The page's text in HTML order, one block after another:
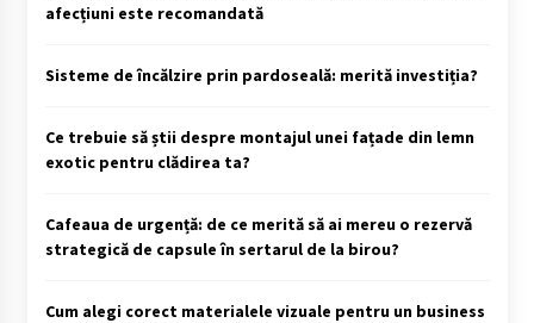
afecțiuni este recomandată
Sisteme de încălzire prin pardoseală: merită investiția?
Ce trebuie să știi despre montajul unei fațade din lemn
exotic pentru clădirea ta?
Cafeaua de urgență: de ce merită să ai mereu o rezervă
strategică de capsule în sertarul de la birou?
Cum alegi corect materialele vizuale pentru un business